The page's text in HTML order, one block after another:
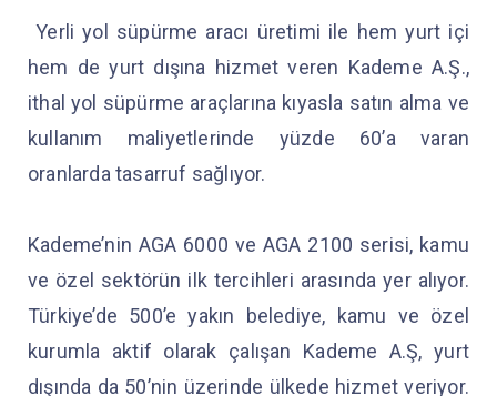
Yerli yol süpürme aracı üretimi ile hem yurt içi
hem de yurt dışına hizmet veren Kademe A.Ş.,
ithal yol süpürme araçlarına kıyasla satın alma ve
kullanım maliyetlerinde yüzde 60’a varan
oranlarda tasarruf sağlıyor.
Kademe’nin AGA 6000 ve AGA 2100 serisi, kamu
ve özel sektörün ilk tercihleri arasında yer alıyor.
Türkiye’de 500’e yakın belediye, kamu ve özel
kurumla aktif olarak çalışan Kademe A.Ş, yurt
dışında da 50’nin üzerinde ülkede hizmet veriyor.